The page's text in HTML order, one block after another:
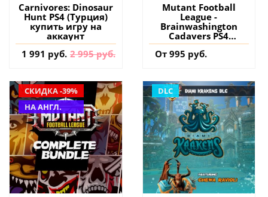
Carnivores: Dinosaur
Hunt PS4 (Турция)
купить игру на
аккаунт
1 991 руб. 2 995 руб.
Mutant Football
League -
Brainwashington
Cadavers PS4
(Турция) купить
дополнение на
От 995 руб.
СКИДКА -39%
НА АНГЛ.
DLC